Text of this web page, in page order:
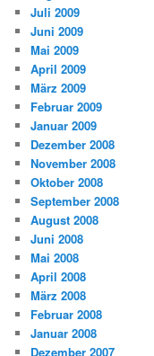
Juli 2009
Juni 2009
Mai 2009
April 2009
März 2009
Februar 2009
Januar 2009
Dezember 2008
November 2008
Oktober 2008
September 2008
August 2008
Juni 2008
Mai 2008
April 2008
März 2008
Februar 2008
Januar 2008
Dezember 2007